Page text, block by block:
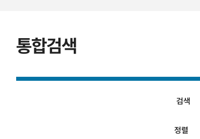
통합검색
검색
정렬